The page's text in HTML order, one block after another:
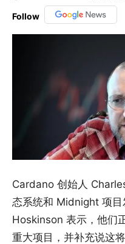
Follow
Cardano 创始人
态系统和 Midnight 项目
Hoskinson 表示，他们
重大项目，并补充说这